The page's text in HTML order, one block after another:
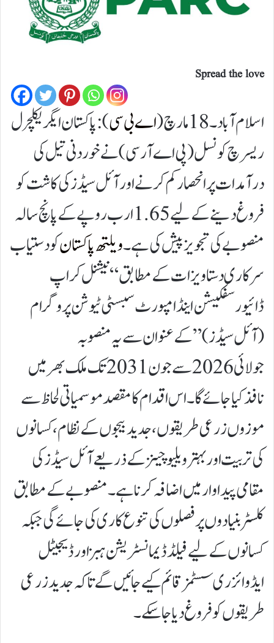
Spread the love
اسلام آباد۔18مارچ ( اے بی سی):پاکستان ایگریکلچرل
ریسرچ کونسل (پی اے آر سی)نے خوردنی تیل کی
درآمدات پر انحصار کم کرنے اور آئل سیڈز کی کاشت کو
فروغ دینے کے لیے 1.65 ارب روپے کے پانچ سالہ
منصوبے کی تجویز پیش کی ہے۔ویلتھ پاکستانکو دستیاب
سرکاری دستاویزات کے مطابق “نیشنل کراپ
ڈائیورسفکیشن اینڈ امپورٹ سبسٹی ٹیوشن پروگرام
(آئل سیڈز)” کے عنوان سے یہ منصوبہ
جولائی 2026 سے جون 2031 تک ملک بھر میں
نافذ کیا جائے گا۔اس اقدام کا مقصد موسمیاتی لحاظ سے
موزوں زرعی طریقوں، جدید بیجوں کے نظام، کسانوں
کی تربیت اور بہتر ویلیو چینز کے ذریعے آئل سیڈز کی
مقامی پیداوار میں اضافہ کرنا ہے۔منصوبے کے مطابق
کلسٹر بنیادوں پر فصلوں کی تنوع کاری کی جائے گی جبکہ
کسانوں کے لیے فیلڈ ڈیمانسٹریشن ہبز اور ڈیجیٹل
ایڈوائزری سسٹمز قائم کیے جائیں گے تاکہ جدید زرعی
طریقوں کو فروغ دیا جا سکے۔